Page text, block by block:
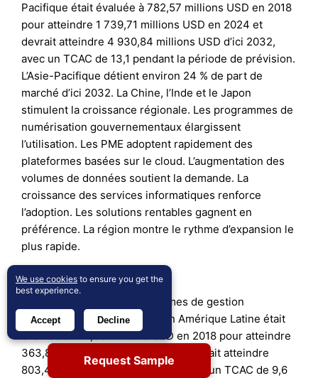
Pacifique était évaluée à 782,57 millions USD en 2018
pour atteindre 1 739,71 millions USD en 2024 et
devrait atteindre 4 930,84 millions USD d’ici 2032,
avec un TCAC de 13,1 pendant la période de prévision.
L’Asie-Pacifique détient environ 24 % de part de
marché d’ici 2032. La Chine, l’Inde et le Japon
stimulent la croissance régionale. Les programmes de
numérisation gouvernementaux élargissent
l’utilisation. Les PME adoptent rapidement des
plateformes basées sur le cloud. L’augmentation des
volumes de données soutient la demande. La
croissance des services informatiques renforce
l’adoption. Les solutions rentables gagnent en
préférence. La région montre le rythme d’expansion le
plus rapide.
Amérique Latine
La taille du marché des systèmes de gestion
électronique de documents en Amérique Latine était
évaluée à 179,38 millions USD en 2018 pour atteindre
363,84 millions USD en 2024 et devrait atteindre
803,40 millions USD d’ici 2032, avec un TCAC de 9,6
Request Sample
We use cookies to ensure you get the
best experience.
Accept Decline